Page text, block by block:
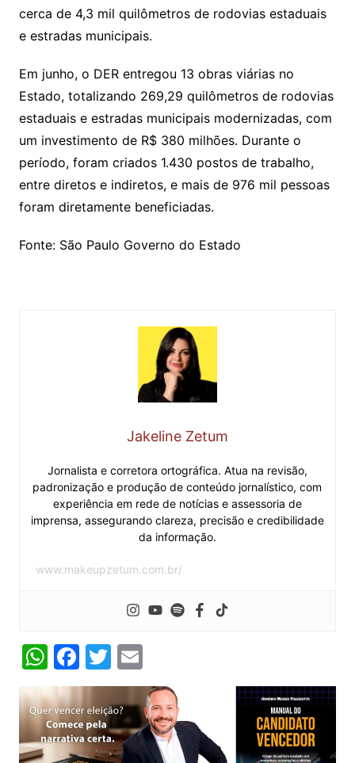
cerca de 4,3 mil quilômetros de rodovias estaduais
e estradas municipais.
Em junho, o DER entregou 13 obras viárias no
Estado, totalizando 269,29 quilômetros de rodovias
estaduais e estradas municipais modernizadas, com
um investimento de R$ 380 milhões. Durante o
período, foram criados 1.430 postos de trabalho,
entre diretos e indiretos, e mais de 976 mil pessoas
foram diretamente beneficiadas.
Fonte: São Paulo Governo do Estado
Jakeline Zetum
Jornalista e corretora ortográfica. Atua na revisão,
padronização e produção de conteúdo jornalístico, com
experiência em rede de notícias e assessoria de
imprensa, assegurando clareza, precisão e credibilidade
da informação.
www.makeupzetum.com.br/
W
h
at
s
F
a
c
e
T
w
itt
er
E
m
ai
l